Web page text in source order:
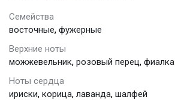
Семейства
восточные, фужерные
Верхние ноты
можжевельник, розовый перец, фиалка
Ноты сердца
ириски, корица, лаванда, шалфей